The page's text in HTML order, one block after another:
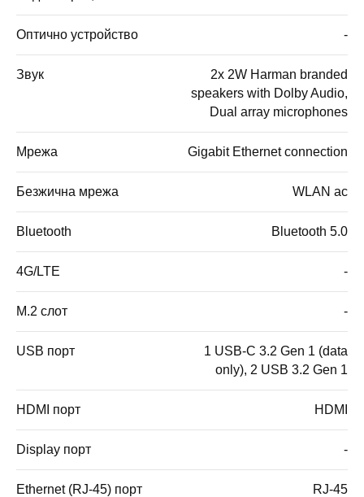
Оптично устройство -
Звук
2x 2W Harman branded
speakers with Dolby Audio,
Dual array microphones
Мрежа Gigabit Ethernet connection
Безжична мрежа WLAN ac
Bluetooth Bluetooth 5.0
4G/LTE -
M.2 слот -
USB порт
1 USB-C 3.2 Gen 1 (data
only), 2 USB 3.2 Gen 1
HDMI порт HDMI
Display порт -
Ethernet (RJ-45) порт RJ-45